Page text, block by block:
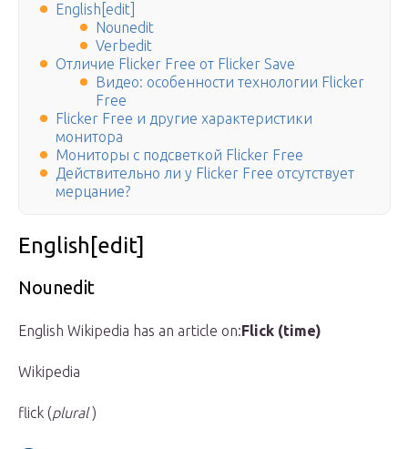
English[edit]
Nounedit
Verbedit
Отличие Flicker Free от Flicker Save
Видео: особенности технологии Flicker
Free
Flicker Free и другие характеристики
монитора
Мониторы с подсветкой Flicker Free
Действительно ли у Flicker Free отсутствует
мерцание?
English[edit]
Nounedit
English Wikipedia has an article on:Flick (time)
Wikipedia
flick (plural)